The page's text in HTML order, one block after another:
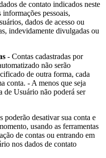
de contato indicados neste
pessoais,
dados de acesso ou
indevidamente divulgadas ou
- Contas cadastradas por
não serão
de outra forma, cada
conta. - A menos que seja
de Usuário não poderá ser
poderão desativar sua conta e
usando as ferramentas
de contas ou entrando em
nos dados de contato